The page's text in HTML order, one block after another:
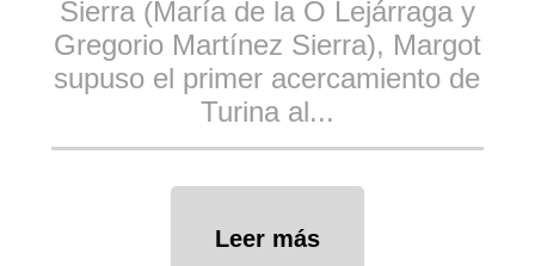
Sierra (María de la O Lejárraga y
Gregorio Martínez Sierra), Margot
supuso el primer acercamiento de
Turina al...
Leer más